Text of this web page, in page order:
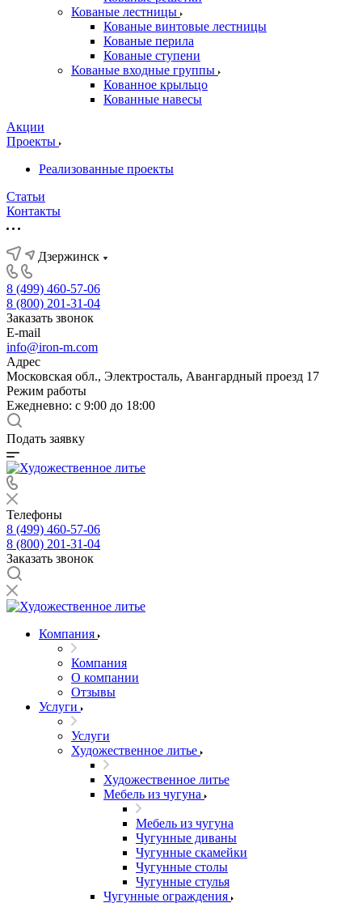
Кованые лестницы
Кованые винтовые лестницы
Кованые перила
Кованые ступени
Кованые входные группы
Кованное крыльцо
Кованные навесы
Акции
Проекты
Реализованные проекты
Статьи
Контакты
Дзержинск
8 (499) 460-57-06
8 (800) 201-31-04
Заказать звонок
E-mail
info@iron-m.com
Адрес
Московская обл., Электросталь, Авангардный проезд 17
Режим работы
Ежедневно: с 9:00 до 18:00
Подать заявку
Телефоны
8 (499) 460-57-06
8 (800) 201-31-04
Заказать звонок
Компания
Компания
О компании
Отзывы
Услуги
Услуги
Художественное литье
Художественное литье
Мебель из чугуна
Мебель из чугуна
Чугунные диваны
Чугунные скамейки
Чугунные столы
Чугунные стулья
Чугунные ограждения